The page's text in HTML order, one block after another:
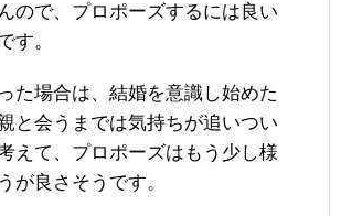
ので、プロポーズするには良い
す。
た場合は、結婚を意識し始めた
と会うまでは気持ちが追いつい
えて、プロポーズはもう少し様
が良さそうです。